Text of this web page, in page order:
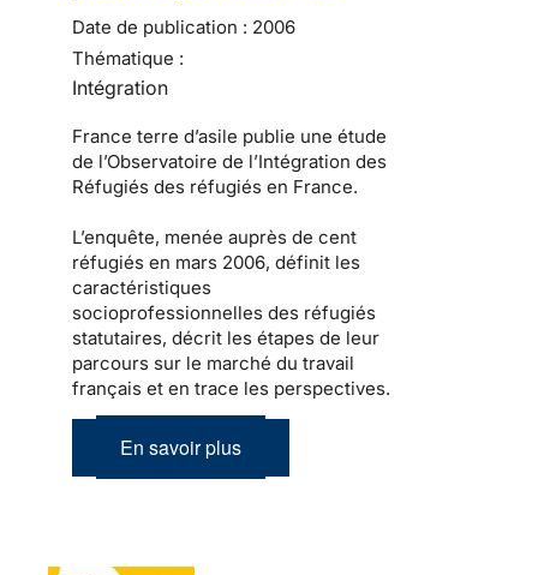
Date de publication : 2006
Thématique :
Intégration
France terre d’asile publie une étude
de l’Observatoire de l’Intégration des
Réfugiés des réfugiés en France.
L’enquête, menée auprès de cent
réfugiés en mars 2006, définit les
caractéristiques
socioprofessionnelles des réfugiés
statutaires, décrit les étapes de leur
parcours sur le marché du travail
français et en trace les perspectives.
En savoir plus